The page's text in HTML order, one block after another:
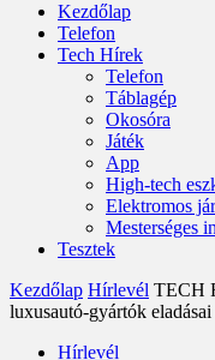
Kezdőlap
Telefon
Tech Hírek
Telefon
Táblagép
Okosóra
Játék
App
High-tech
Elektromos
Mesterséges
Tesztek
Kezdőlap Hírlevél TECH
luxusautó-gyártók
Hírlevél